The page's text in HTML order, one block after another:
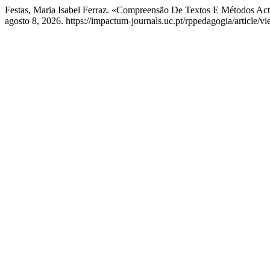
Festas, Maria Isabel Ferraz. «Compreensão De Textos E Métodos
agosto 8, 2026. https://impactum-journals.uc.pt/rppedagogia/article/